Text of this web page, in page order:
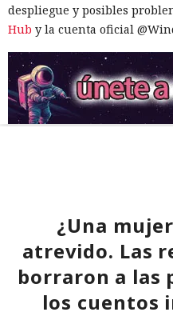
despliegue y posibles
Hub y la cuenta oficial
¿Una
atrevido. Las
borraron a las
los cuentos